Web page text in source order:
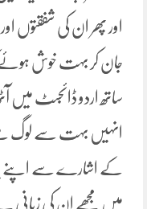
اور پھر ان کی شفقتوں
جان کر بہت خوش ہوئے
ساتھ اردو ڈائجسٹ میں
انہیں بہت سے لوگ
کے اشارے سے اپنے
میں مجھے ان کی زبانی بے